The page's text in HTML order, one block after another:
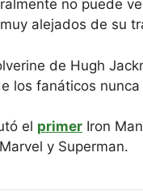
no puede
alejados de su
de Hugh
los fanáticos
el primer Iron
y Superman.